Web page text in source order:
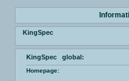
KingSpec
KingSpec global:
Homepage: